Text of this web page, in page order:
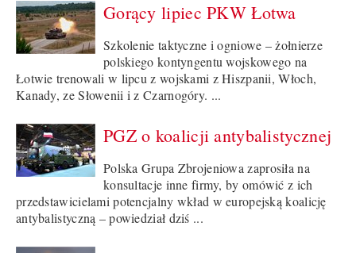
Gorący lipiec PKW Łotwa
Szkolenie taktyczne i ogniowe – żołnierze
polskiego kontyngentu wojskowego na
Łotwie trenowali w lipcu z wojskami z Hiszpanii, Włoch,
Kanady, ze Słowenii i z Czarnogóry. ...
PGZ o koalicji antybalistycznej
Polska Grupa Zbrojeniowa zaprosiła na
konsultacje inne firmy, by omówić z ich
przedstawicielami potencjalny wkład w europejską koalicję
antybalistyczną – powiedział dziś ...